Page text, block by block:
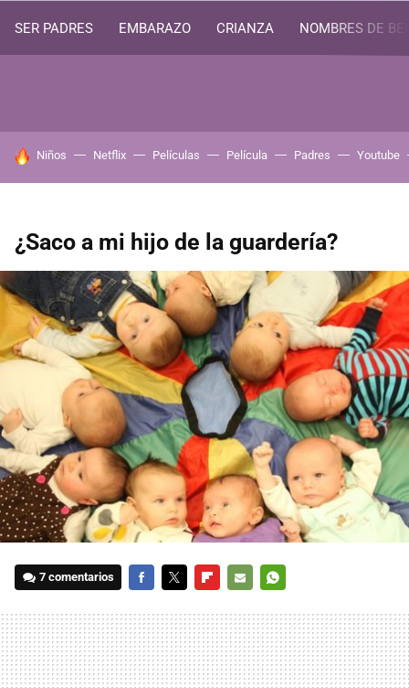
SER PADRES EMBARAZO CRIANZA NOMBRES DE
HOY SE HABLA DE
Niños Netflix Películas Película Padres Youtube
¿Saco a mi hijo de la guardería?
7 comentarios
MAIL